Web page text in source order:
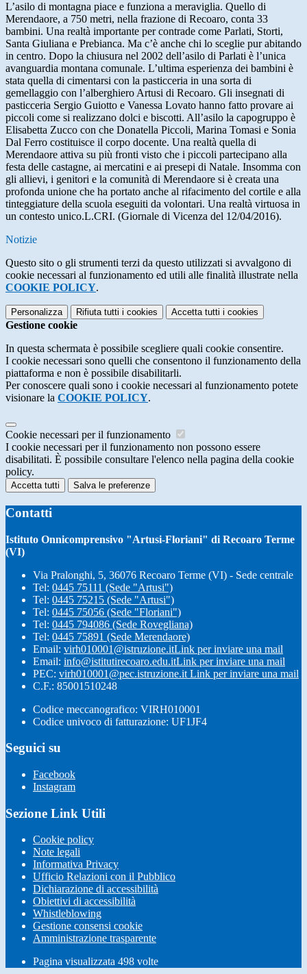
L’asilo di montagna piace e funziona a meraviglia. Quello di
Merendaore, a 750 metri, nella frazione di Recoaro, conta 33
bambini. Una realtà importante per contrade come Parlati, Storti,
Santa Giuliana e Prebianca. Ma c’è anche chi lo sceglie pur abitando
in centro. Dopo la chiusura nel 2002 dell’asilo di Parlati è l’unica
avanguardia montana comunale. L’ultima esperienza dei bambini è
stata quella di cimentarsi con la pasticceria in una sorta di
gemellaggio con l’alberghiero Artusi di Recoaro. Gli insegnati di
pasticceria Sergio Guiotto e Vanessa Lovato hanno fatto provare ai
piccoli come si realizzano dolci e biscotti. All’asilo la capogruppo è
Elisabetta Zucco con che Donatella Piccoli, Marina Tomasi e Sonia
Dal Ferro costituisce il corpo docente. Una realtà quella di
Merendaore attiva su più fronti visto che i piccoli partecipano alla
festa delle castagne, ai mercatini e ai presepi di Natale. Insomma con
gli allievi, i genitori e la comunità di Merendaore si è creata una
profonda unione che ha portato anche al rifacimento del cortile e alla
tinteggiature della scuola eseguiti da volontari. Una realtà virtuosa in
un contesto unico.L.CRI. (Giornale di Vicenza del 12/04/2016).
Notizie
Questo sito o gli strumenti terzi da questo utilizzati si avvalgono di
cookie necessari al funzionamento ed utili alle finalità illustrate nella
COOKIE POLICY.
Personalizza Rifiuta tutti i cookies Accetta tutti i cookies
Gestione cookie
In questa schermata è possibile scegliere quali cookie consentire.
I cookie necessari sono quelli che consentono il funzionamento della
piattaforma e non è possibile disabilitarli.
Per conoscere quali sono i cookie necessari al funzionamento potete
visionare la COOKIE POLICY.
Cookie necessari per il funzionamento
I cookie necessari per il funzionamento non possono essere
disabilitati. È possibile consultare l'elenco nella pagina della cookie
policy.
Accetta tutti Salva le preferenze
Contatti
Istituto Onnicomprensivo "Artusi-Floriani" di Recoaro Terme
(VI)
Via Pralonghi, 5, 36076 Recoaro Terme (VI) - Sede centrale
Tel: 0445 75111 (Sede "Artusi")
Tel: 0445 75215 (Sede "Artusi")
Tel: 0445 75056 (Sede "Floriani")
Tel: 0445 794086 (Sede Rovegliana)
Tel: 0445 75891 (Sede Merendaore)
Email: virh010001@istruzione.itLink per inviare una mail
Email: info@istitutirecoaro.edu.itLink per inviare una mail
PEC: virh010001@pec.istruzione.it Link per inviare una mail
C.F.: 85001510248
Codice meccanografico: VIRH010001
Codice univoco di fatturazione: UF1JF4
Seguici su
Facebook
Instagram
Sezione Link Utili
Cookie policy
Note legali
Informativa Privacy
Ufficio Relazioni con il Pubblico
Dichiarazione di accessibilità
Obiettivi di accessibilità
Whistleblowing
Gestione consensi cookie
Amministrazione trasparente
Pagina visualizzata 498 volte